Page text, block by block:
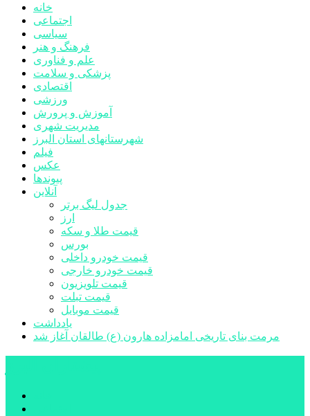
خانه
اجتماعی
سیاسی
فرهنگ و هنر
علم و فناوری
پزشکی و سلامت
اقتصادی
ورزشی
آموزش و پرورش
مدیریت شهری
شهرستانهای استان البرز
فیلم
عکس
پیوندها
آنلاین
جدول لیگ برتر
ارز
قیمت طلا و سکه
بورس
قیمت خودرو داخلی
قیمت خودرو خارجی
قیمت تلویزیون
قیمت تبلت
قیمت موبایل
یادداشت
مرمت بنای تاریخی امامزاده هارون (ع) طالقان آغاز شد